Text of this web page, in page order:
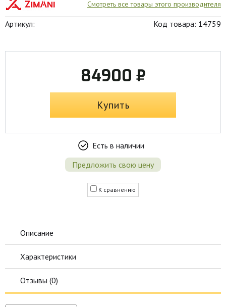
Смотреть все товары этого производителя
Артикул: Код товара: 14759
84900 ₽
Купить
Есть в наличии
Предложить свою цену
К сравнению
Описание
Характеристики
Отзывы (0)